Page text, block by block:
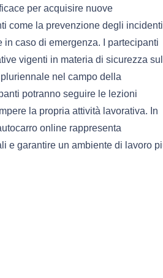
per acquisire nuove
come la prevenzione degli
in caso di emergenza. I partecipanti
vigenti in materia di sicurezza sul
nel campo della
potranno seguire le lezioni
la propria attività lavorativa. In
online rappresenta
e garantire un ambiente di lavoro